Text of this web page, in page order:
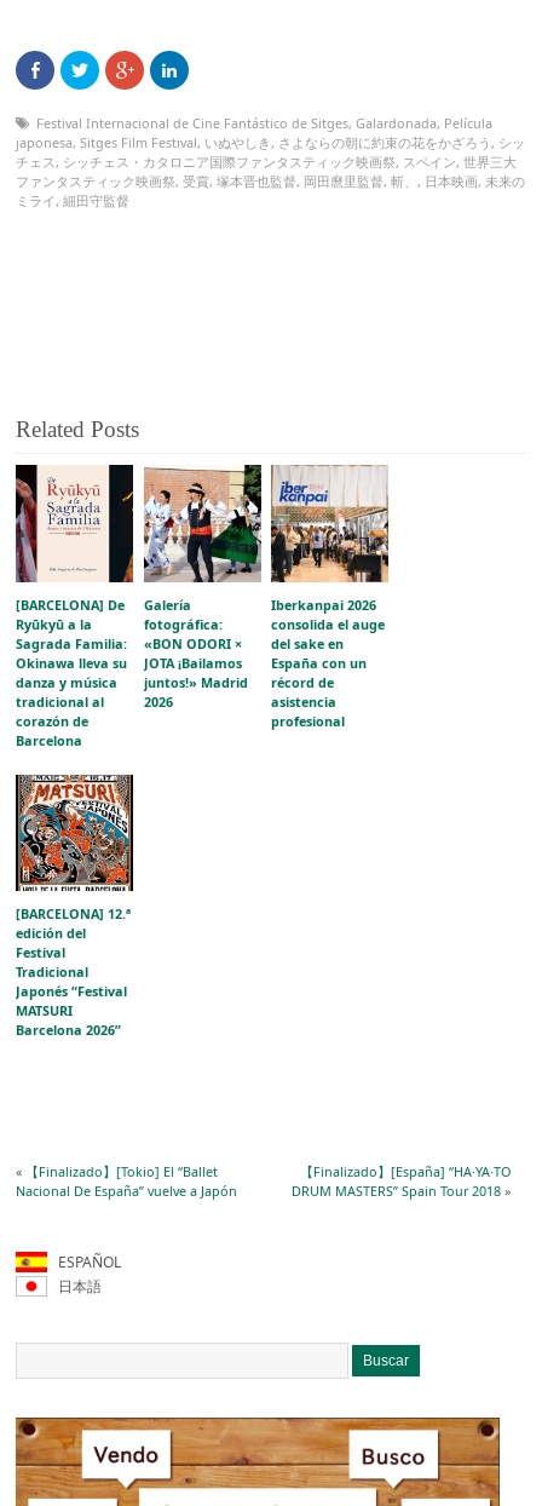
Festival Internacional de Cine Fantástico de Sitges,Galardonada, Película
japonesa,Sitges Film Festival, いぬやしき, さよならの朝に約束の花をかざろう, シッ
チェス, シッチェス・カタロニア国際ファンタスティック映画祭, スペイン,世界三大
ファンタスティック映画祭,受賞,塚本晋也監督, 岡田麿里監督,斬、, 日本映画,未来の
ミライ,細田守監督
Related Posts
[BARCELONA] De
Ryūkyū a la
Sagrada Familia:
Okinawa lleva su
danza y música
tradicional al
corazón de
Barcelona
Galería
fotográfica:
«BON ODORI ×
JOTA ¡Bailamos
juntos!» Madrid
2026
Iberkanpai 2026
consolida el auge
del sake en
España con un
récord de
asistencia
profesional
[BARCELONA] 12.ª
edición del
Festival
Tradicional
Japonés “Festival
MATSURI
Barcelona 2026”
« 【Finalizado】[Tokio] El “Ballet
Nacional De España” vuelve a Japón
【Finalizado】[España] “HA·YA·TO
DRUM MASTERS” Spain Tour 2018»
ESPAÑOL
日本語